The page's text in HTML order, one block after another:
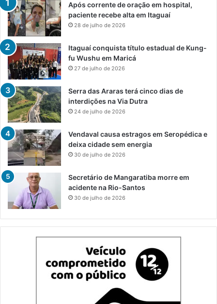
Após corrente de oração em hospital,
paciente recebe alta em Itaguaí
28 de julho de 2026
Itaguaí conquista título estadual de Kung-
fu Wushu em Maricá
27 de julho de 2026
Serra das Araras terá cinco dias de
interdições na Via Dutra
24 de julho de 2026
Vendaval causa estragos em Seropédica e
deixa cidade sem energia
30 de julho de 2026
Secretário de Mangaratiba morre em
acidente na Rio-Santos
30 de julho de 2026